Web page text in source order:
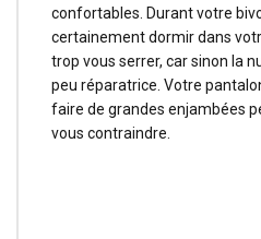
confortables. Durant votre
certainement dormir dans
trop vous serrer, car sinon la
peu réparatrice. Votre
faire de grandes enjambées
vous contraindre.